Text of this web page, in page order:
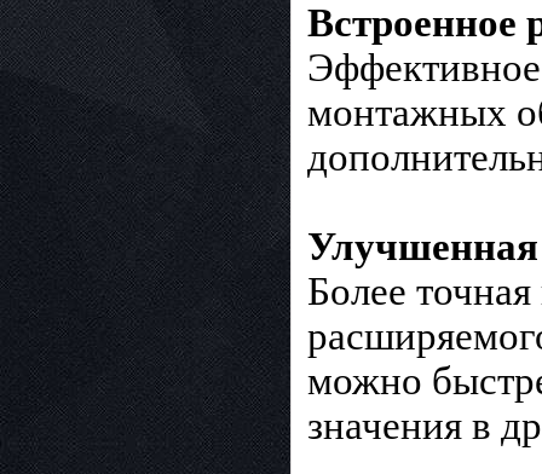
Встроенное
Эффективное
монтажных
Более
можно
значения в